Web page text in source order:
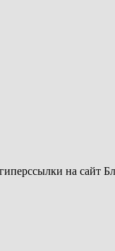
на сайт